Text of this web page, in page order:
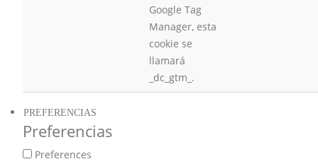
Google Tag
Manager, esta
cookie se
llamará
_dc_gtm_.
PREFERENCIAS
Preferencias
Preferences